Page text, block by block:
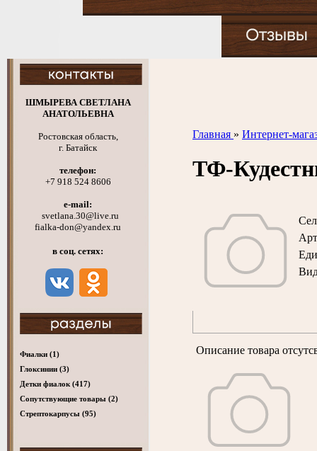
ШМЫРЕВА СВЕТЛАНА
АНАТОЛЬЕВНА
Ростовская область,
г. Батайск
телефон:
+7 918 524 8606
e-mail:
svetlana.30@live.ru
fialka-don@yandex.ru
в соц. сетях:
Фиалки (1)
Глоксинии (3)
Детки фиалок (417)
Cопутствующие товары (2)
Стрептокарпусы (95)
Главная » Интернет-
ТФ-
Описание товара